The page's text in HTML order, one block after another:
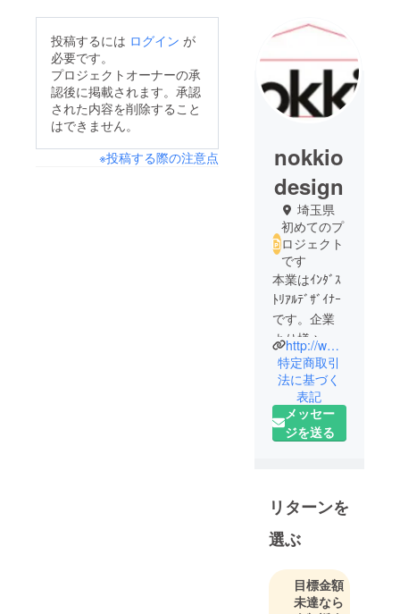
投稿するには ログイン が
必要です。
プロジェクトオーナーの承
認後に掲載されます。承認
された内容を削除すること
はできません。
※投稿する際の注意点
nokkio
design
埼玉県
初めてのプ
ロジェクト
です
本業はｲﾝﾀﾞｽ
ﾄﾘｱﾙﾃﾞｻﾞｲﾅｰ
です。企業
より様々な
デザインを
受注した
り、１点も
のの家具の
受注などを
そして並行
してオリジ
ナルデザイ
製造・販売
しておりま
http://www.nokkio-design.com/
特定商取引
法に基づく
表記
メッセー
ジを送る
リターンを
選ぶ
目標金額
未達なら